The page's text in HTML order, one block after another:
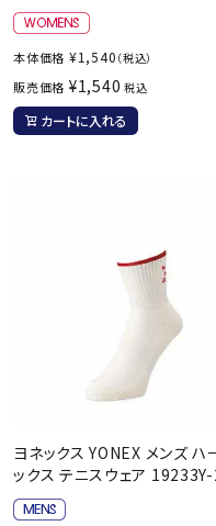
本体価格 ¥1,540 （税込）
販売価格 ¥1,540 税込
カートに入れる
ヨネックス YONEX メンズ ハ
ックス テニスウェア